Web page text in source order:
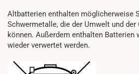
Altbatterien enthalten möglicherweise
Schwermetalle, die der Umwelt und der
können. Außerdem enthalten Batterien
wieder verwertet werden.